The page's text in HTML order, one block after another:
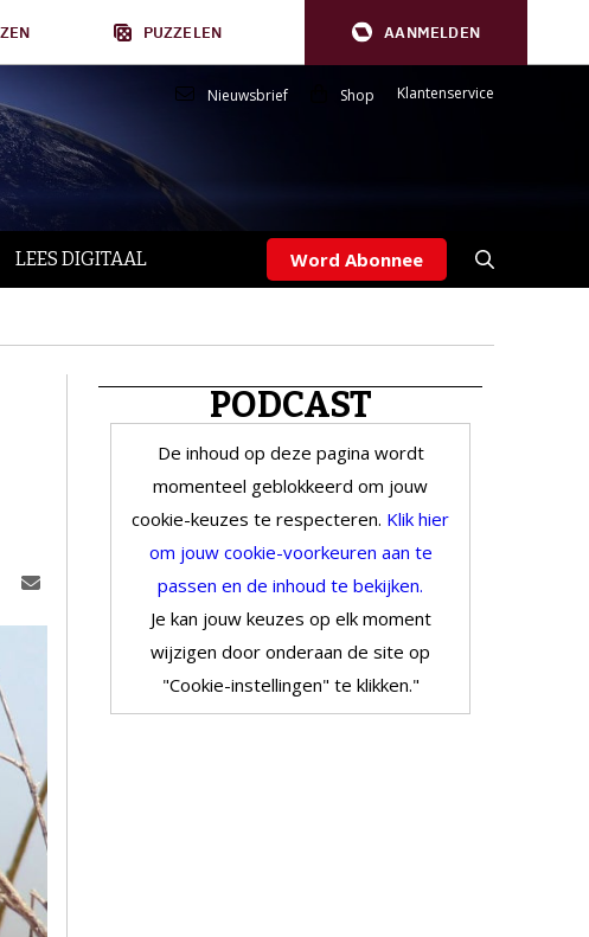
PUZZELEN AANMELDEN
Nieuwsbrief Shop Klantenservice
LEES DIGITAAL Word Abonnee
PODCAST
De inhoud op deze pagina wordt
momenteel geblokkeerd om jouw
cookie-keuzes te respecteren. Klik hier
om jouw cookie-voorkeuren aan te
passen en de inhoud te bekijken.
Je kan jouw keuzes op elk moment
wijzigen door onderaan de site op
"Cookie-instellingen" te klikken."